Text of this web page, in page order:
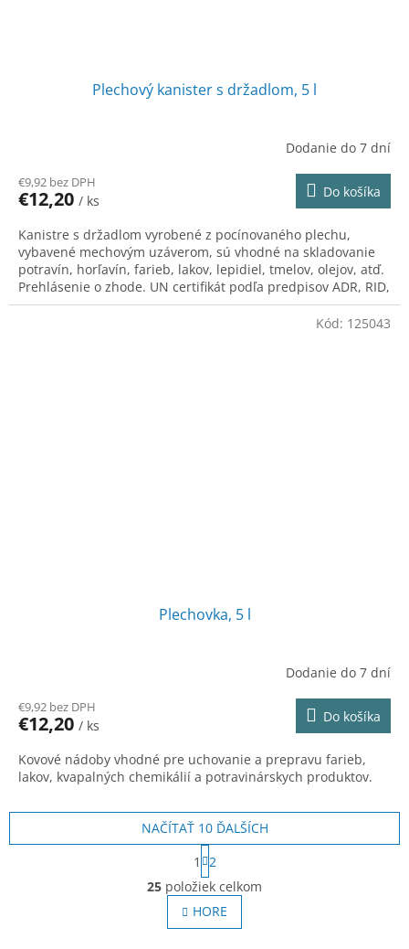
Plechový kanister s držadlom, 5 l
Dodanie do 7 dní
€9,92 bez DPH
€12,20 / ks
Do košíka
Kanistre s držadlom vyrobené z pocínovaného plechu,
vybavené mechovým uzáverom, sú vhodné na skladovanie
potravín, horľavín, farieb, lakov, lepidiel, tmelov, olejov, atď.
Prehlásenie o zhode. UN certifikát podľa predpisov ADR, RID,
IATA-DGR, IMDG.
Plechovka, 5 l
Dodanie do 7 dní
€9,92 bez DPH
€12,20 / ks
Do košíka
Kovové nádoby vhodné pre uchovanie a prepravu farieb,
lakov, kvapalných chemikálií a potravinárskych produktov.
Kód: 125043
O
v
l
á
NAČÍTAŤ 10 ĎALŠÍCH
S
t
r
á
n
k
1
2
25 položiek celkom
HORE